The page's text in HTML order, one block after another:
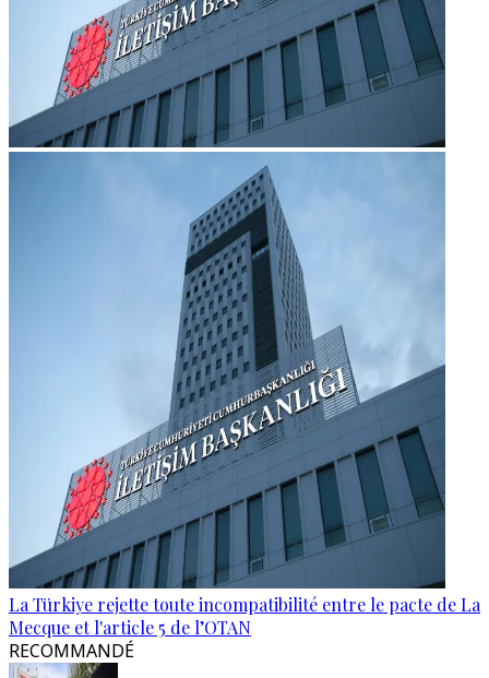
La Türkiye rejette toute incompatibilité entre le pacte de La
Mecque et l'article 5 de l’OTAN
RECOMMANDÉ